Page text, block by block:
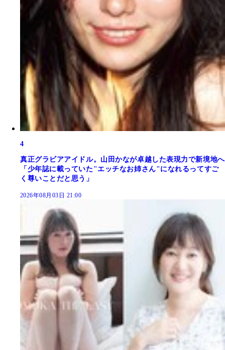
4
真正グラビアアイドル。山田かなが卓越した表現力で新境地へ
「少年誌に載っていた"エッチなお姉さん"になれるってすご
く尊いことだと思う」
2026年08月03日 21:00